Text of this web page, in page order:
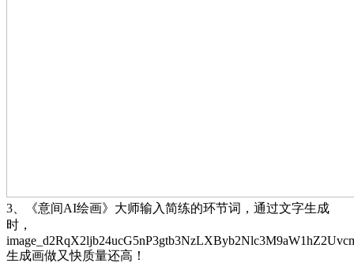
3、《意间AI绘画》大师输入简练的环节词，通过文字生成
时，
生成画做又快质量还高！